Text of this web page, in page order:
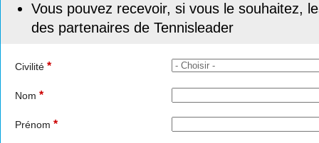
Vous pouvez recevoir, si vous le souhaitez,
des partenaires de Tennisleader
Civilité *
Nom *
Prénom *